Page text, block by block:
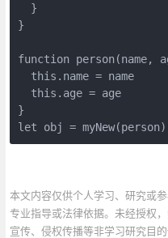
  }
}
function person(name,
  this.name = name
  this.age = age
}
let obj =
本文内容仅供个人学习、研究或
专业指导或法律依据。未经授权
宣传、侵权传播等非学习研究目